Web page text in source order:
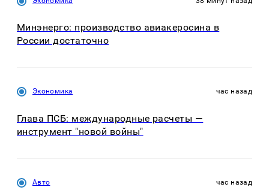
Минэнерго: производство авиакеросина в
России достаточно
Экономика час назад
Глава ПСБ: международные расчеты —
инструмент "новой войны"
Авто час назад